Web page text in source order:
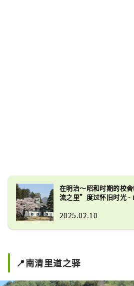
在明治～昭和时期的校
流之里”度过怀旧时光 -
2025.02.10
📍南清里道之驿